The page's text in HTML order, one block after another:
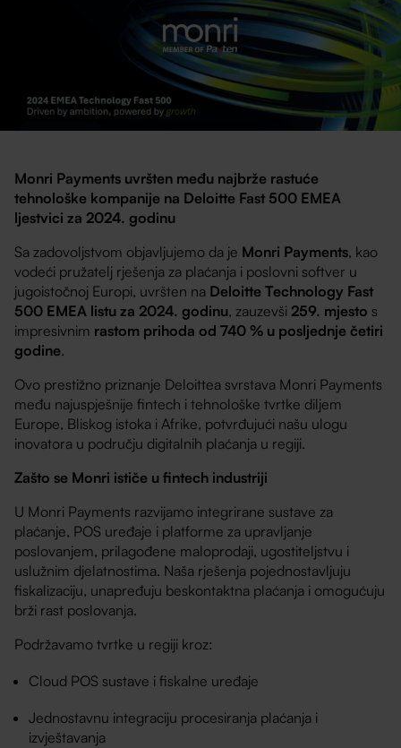
Monri Payments uvršten među najbrže rastuće
tehnološke kompanije na Deloitte Fast 500 EMEA
ljestvici za 2024. godinu
Sa zadovoljstvom objavljujemo da je Monri Payments, kao
vodeći pružatelj rješenja za plaćanja i poslovni softver u
jugoistočnoj Europi, uvršten na Deloitte Technology Fast
500 EMEA listu za 2024. godinu, zauzevši 259. mjesto s
impresivnim rastom prihoda od 740 % u posljednje četiri
godine.
Ovo prestižno priznanje Deloittea svrstava Monri Payments
među najuspješnije fintech i tehnološke tvrtke diljem
Europe, Bliskog istoka i Afrike, potvrđujući našu ulogu
inovatora u području digitalnih plaćanja u regiji.
Zašto se Monri ističe u fintech industriji
U Monri Payments razvijamo integrirane sustave za
plaćanje, POS uređaje i platforme za upravljanje
poslovanjem, prilagođene maloprodaji, ugostiteljstvu i
uslužnim djelatnostima. Naša rješenja pojednostavljuju
fiskalizaciju, unapređuju beskontaktna plaćanja i omogućuju
brži rast poslovanja.
Podržavamo tvrtke u regiji kroz:
Cloud POS sustave i fiskalne uređaje
Jednostavnu integraciju procesiranja plaćanja i
izvještavanja